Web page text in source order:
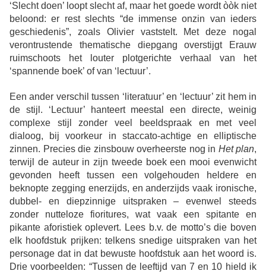
‘Slecht doen’ loopt slecht af, maar het goede wordt òòk niet
beloond: er rest slechts “de immense onzin van ieders
geschiedenis”, zoals Olivier vaststelt. Met deze nogal
verontrustende thematische diepgang overstijgt Erauw
ruimschoots het louter plotgerichte verhaal van het
‘spannende boek’ of van ‘lectuur’.
Een ander verschil tussen ‘literatuur’ en ‘lectuur’ zit hem in
de stijl. ‘Lectuur’ hanteert meestal een directe, weinig
complexe stijl zonder veel beeldspraak en met veel
dialoog, bij voorkeur in staccato-achtige en elliptische
zinnen. Precies die zinsbouw overheerste nog in Het plan,
terwijl de auteur in zijn tweede boek een mooi evenwicht
gevonden heeft tussen een volgehouden heldere en
beknopte zegging enerzijds, en anderzijds vaak ironische,
dubbel- en diepzinnige uitspraken – evenwel steeds
zonder
nutteloze fioritures, wat vaak een spitante en
pikante aforistiek oplevert. Lees b.v. de motto’s die boven
elk hoofdstuk prijken: telkens snedige uitspraken van het
personage dat in dat bewuste hoofdstuk aan het woord is.
Drie voorbeelden: “Tussen de leeftijd van 7 en 10 hield ik